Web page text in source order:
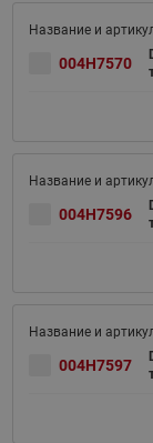
004H7570
004H7596
004H7597